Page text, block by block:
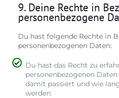
9. Deine Rechte in
personenbezogene
Du hast folgende Rechte in
personenbezogenen Daten:
Du hast das Recht zu
personenbezogenen
damit passiert und wie
werden.